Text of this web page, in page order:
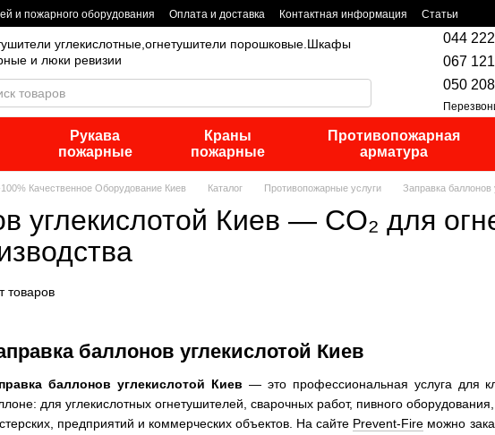
и пожарного оборудования Оплата и доставка Контактная информация Статьи
углекислотные,огнетушители порошковые.Шкафы
и люки ревизии
044
067
050
Рукава
пожарные
Краны
пожарные
Противопожарная
арматура
Качественное Оборудование Киев Каталог Противопожарные услуги Заправка баллонов
углекислотой Киев — CO₂ для
баллонов углекислотой Киев
баллонов углекислотой Киев — это профессиональная услуга для
для углекислотных огнетушителей, сварочных работ, пивного
предприятий и коммерческих объектов. На сайте Prevent-Fire можно
товаров